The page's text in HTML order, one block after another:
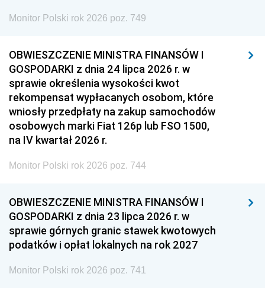
Monitor Polski rok 2026 poz. 749
OBWIESZCZENIE MINISTRA FINANSÓW I
GOSPODARKI z dnia 24 lipca 2026 r. w
sprawie określenia wysokości kwot
rekompensat wypłacanych osobom, które
wniosły przedpłaty na zakup samochodów
osobowych marki Fiat 126p lub FSO 1500,
na IV kwartał 2026 r.
Monitor Polski rok 2026 poz. 744
OBWIESZCZENIE MINISTRA FINANSÓW I
GOSPODARKI z dnia 23 lipca 2026 r. w
sprawie górnych granic stawek kwotowych
podatków i opłat lokalnych na rok 2027
Monitor Polski rok 2026 poz. 741